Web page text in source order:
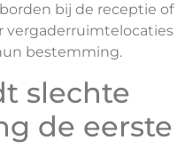
bij de receptie of
vergaderruimtelocaties
bestemming.
slechte
de eerste